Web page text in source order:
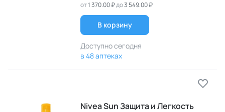
от1 370.00 ₽до3 549.00 ₽
В корзину
Доступно сегодня
в 48 аптеках
Nivea Sun Защита и Легкость